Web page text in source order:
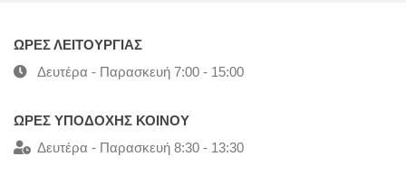
ΩΡΕΣ ΛΕΙΤΟΥΡΓΙΑΣ
Δευτέρα - Παρασκευή 7:00 - 15:00
ΩΡΕΣ ΥΠΟΔΟΧΗΣ ΚΟΙΝΟΥ
Δευτέρα - Παρασκευή 8:30 - 13:30